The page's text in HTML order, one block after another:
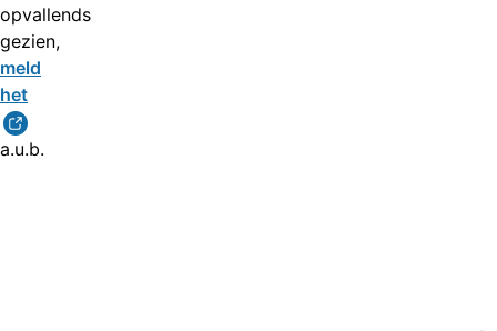
opvallends
gezien,
meld
het
a.u.b.